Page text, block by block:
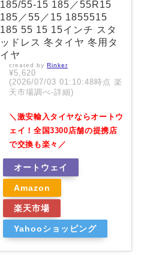
185/55-15 185／55R15
185／55／15 1855515
185 55 15 15インチ スタ
ッドレス 冬タイヤ 冬用タ
イヤ
created by Rinker
¥5,620
(2026/07/03 01:10:48時点 楽
天市場調べ-詳細)
＼激安輸入タイヤならオートウ
ェイ！全国3300店舗の提携店
で交換も楽々／
オートウェイ
Amazon
楽天市場
Yahooショッピング